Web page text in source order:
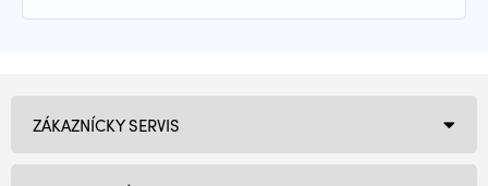
ZÁKAZNÍCKY SERVIS